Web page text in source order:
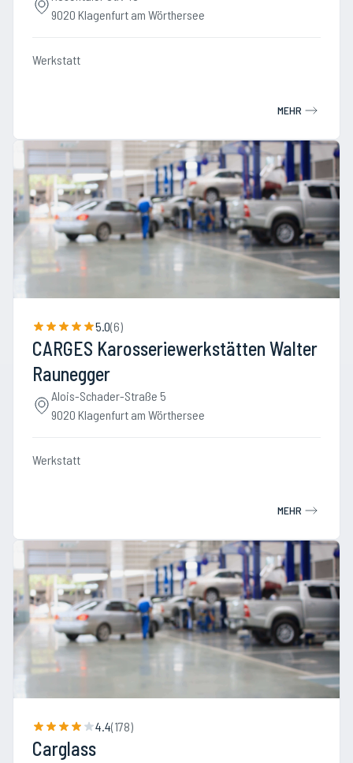
9020 Klagenfurt am Wörthersee
Werkstatt
MEHR
5.0(6)
CARGES Karosseriewerkstätten Walter
Raunegger
Alois-Schader-Straße 5
9020 Klagenfurt am Wörthersee
Werkstatt
MEHR
4.4(178)
Carglass